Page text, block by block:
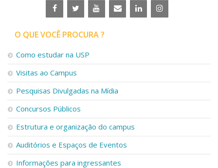
O QUE VOCÊ PROCURA ?
Como estudar na USP
Visitas ao Campus
Pesquisas Divulgadas na Mídia
Concursos Públicos
Estrutura e organização do campus
Auditórios e Espaços de Eventos
Informações para ingressantes